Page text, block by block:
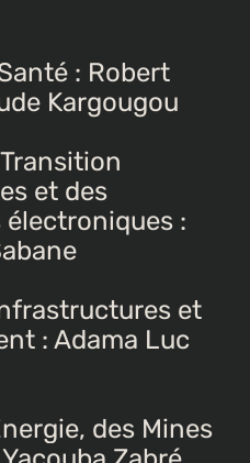
: Robert
Kargougou
et des
:
et
: Adama Luc
des Mines